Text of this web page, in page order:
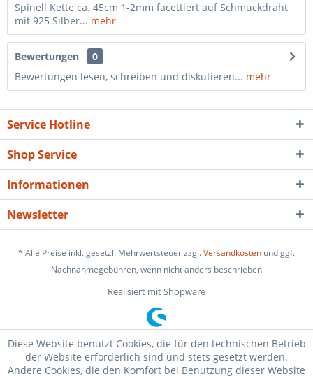
Spinell Kette ca. 45cm 1-2mm facettiert auf Schmuckdraht
mit 925 Silber... mehr
Bewertungen
0
Bewertungen lesen, schreiben und diskutieren... mehr
Service Hotline
Shop Service
Informationen
Newsletter
* Alle Preise inkl. gesetzl. Mehrwertsteuer zzgl.Versandkosten und ggf.
Nachnahmegebühren, wenn nicht anders beschrieben
Realisiert mit Shopware
Diese Website benutzt Cookies, die für den technischen Betrieb
der Website erforderlich sind und stets gesetzt werden.
Andere Cookies, die den Komfort bei Benutzung dieser Website